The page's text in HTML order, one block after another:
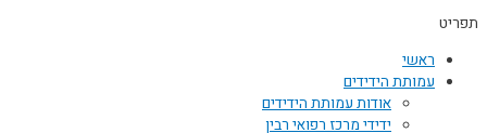
תפריט
ראשי
עמותת הידידים
אודות עמותת הידידים
ידידי מרכז רפואי רבין